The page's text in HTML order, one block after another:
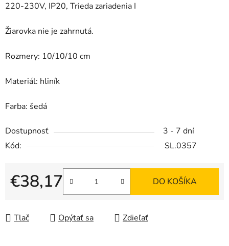
220-230V, IP20, Trieda zariadenia I
Žiarovka nie je zahrnutá.
Rozmery: 10/10/10 cm
Materiál: hliník
Farba: šedá
Dostupnosť
3 - 7 dní
Kód:
SL.0357
€38,17
Jednotková cena:
DO KOŠÍKA
Tlač Opýtať sa Zdieľať